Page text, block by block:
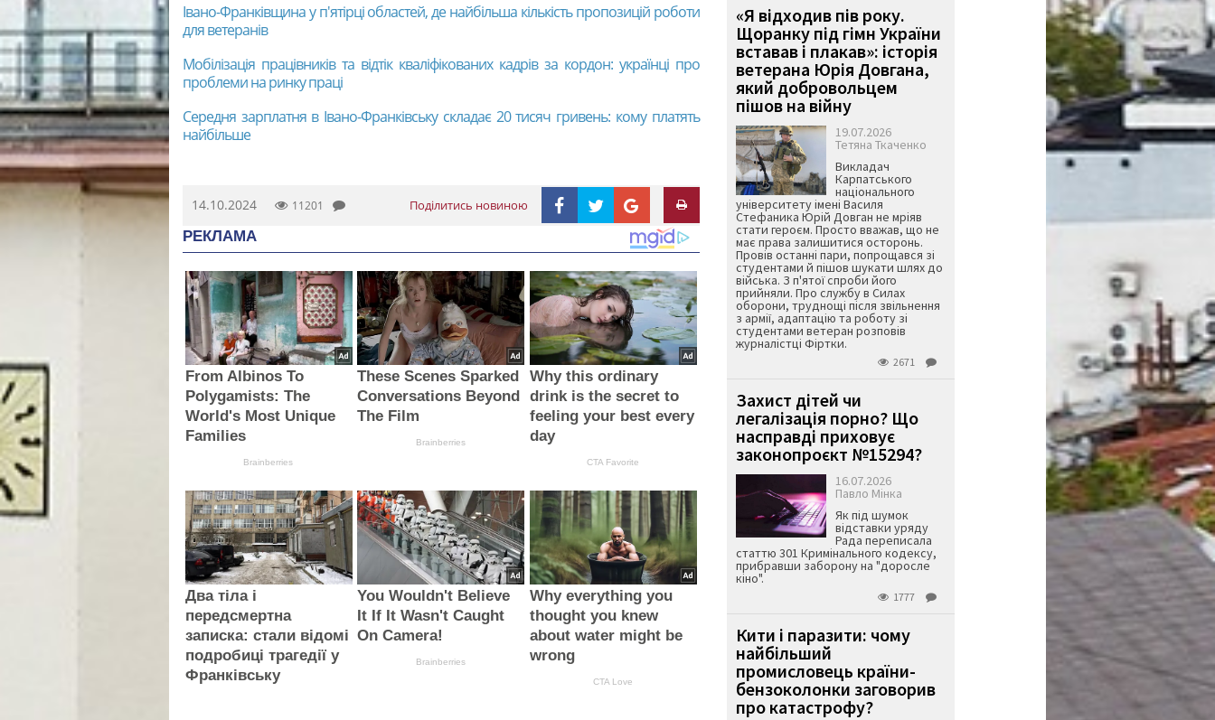
Івано-Франківщина у п'ятірці областей, де найбільша кількість пропозицій роботи
для ветеранів
Мобілізація працівників та відтік кваліфікованих кадрів за кордон: українці про
проблеми на ринку праці
Середня зарплатня в Івано-Франківську складає 20 тисяч гривень: кому платять
найбільше
14.10.2024 11201 Поділитись новиною
РЕКЛАМА
From Albinos To
Polygamists: The
World's Most Unique
Families
Brainberries
These Scenes Sparked
Conversations Beyond
The Film
Brainberries
Why this ordinary
drink is the secret to
feeling your best every
day
CTA Favorite
Два тіла і
передсмертна
записка: стали відомі
подробиці трагедії у
Франківську
You Wouldn't Believe
It If It Wasn't Caught
On Camera!
Brainberries
Why everything you
thought you knew
about water might be
wrong
CTA Love
«Я відходив пів року.
Щоранку під гімн України
вставав і плакав»: історія
ветерана Юрія Довгана,
який добровольцем
пішов на війну
19.07.2026
Тетяна Ткаченко
Викладач
Карпатського
національного
університету імені Василя
Стефаника Юрій Довган не мріяв
стати героєм. Просто вважав, що не
має права залишитися осторонь.
Провів останні пари, попрощався зі
студентами й пішов шукати шлях до
війська. З п'ятої спроби його
прийняли. Про службу в Силах
оборони, труднощі після звільнення
з армії, адаптацію та роботу зі
студентами ветеран розповів
журналістці Фіртки.
2671
Захист дітей чи
легалізація порно? Що
насправді приховує
законопроєкт №15294?
16.07.2026
Павло Мінка
Як під шумок
відставки уряду
Рада переписала
статтю 301 Кримінального кодексу,
прибравши заборону на "доросле
кіно".
1777
Кити і паразити: чому
найбільший
промисловець країни-
бензоколонки заговорив
про катастрофу?